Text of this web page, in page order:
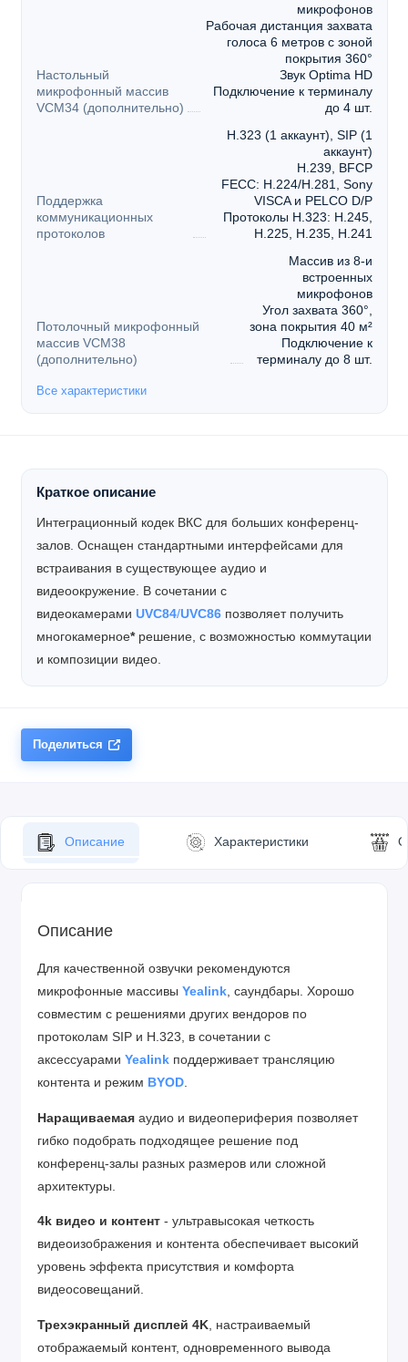
Настольный
микрофонный массив
VCM34 (дополнительно)
микрофонов
Рабочая дистанция захвата
голоса 6 метров с зоной
покрытия 360°
Звук Optima HD
Подключение к терминалу
до 4 шт.
Поддержка
коммуникационных
протоколов
H.323 (1 аккаунт), SIP (1
аккаунт)
H.239, BFCP
FECC: H.224/H.281, Sony
VISCA и PELCO D/P
Протоколы H.323: H.245,
H.225, H.235, H.241
Потолочный микрофонный
массив VCM38
(дополнительно)
Массив из 8-и
встроенных
микрофонов
Угол захвата 360°,
зона покрытия 40 м²
Подключение к
терминалу до 8 шт.
Все характеристики
Краткое описание
Интеграционный кодек ВКС для больших конференц-
залов. Оснащен стандартными интерфейсами для
встраивания в существующее аудио и
видеоокружение. В сочетании с
видеокамерами UVC84/UVC86 позволяет получить
многокамерное*решение, с возможностью коммутации
и композиции видео.
Поделиться
Описание Характеристики
Описание
Для качественной озвучки рекомендуются
микрофонные массивы Yealink, саундбары. Хорошо
совместим с решениями других вендоров по
протоколам SIP и H.323, в сочетании с
аксессуарами Yealink поддерживает трансляцию
контента и режим BYOD.
Наращиваемая аудио и видеопериферия позволяет
гибко подобрать подходящее решение под
конференц-залы разных размеров или сложной
архитектуры.
4k видео и контент - ультравысокая четкость
видеоизображения и контента обеспечивает высокий
уровень эффекта присутствия и комфорта
видеосовещаний.
Трехэкранный дисплей 4K , настраиваемый
отображаемый контент, одновременного вывода